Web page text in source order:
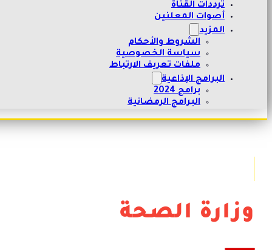
ترددات القناة
أصوات المعلنين
المزيد
الشروط والأحكام
سياسة الخصوصية
ملفات تعريف الارتباط
البرامج الإذاعية
برامج 2024
البرامج الرمضانية
وزارة الصحة